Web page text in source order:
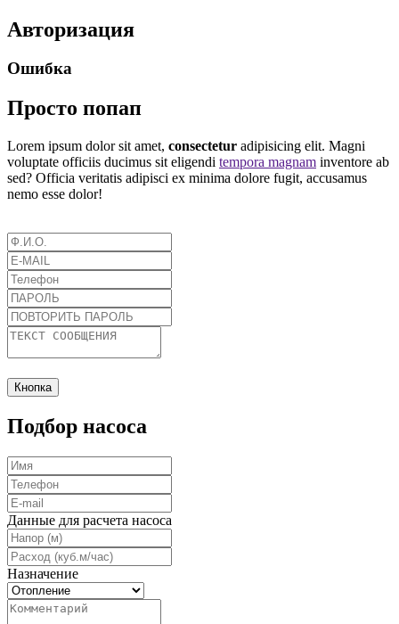
Авторизация
Ошибка
Просто попап
Lorem ipsum dolor sit amet, consectetur adipisicing elit. Magni
voluptate officiis ducimus sit eligendi tempora magnam inventore ab
sed? Officia veritatis adipisci ex minima dolore fugit, accusamus
nemo esse dolor!
Кнопка
Подбор насоса
Данные для расчета насоса
Назначение